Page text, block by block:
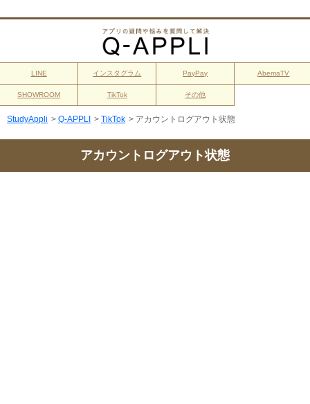
LINE インスタグラム PayPay AbemaTV
SHOWROOM TikTok その他
StudyAppli > Q-APPLI > TikTok > アカウントログアウト状態
アカウントログアウト状態